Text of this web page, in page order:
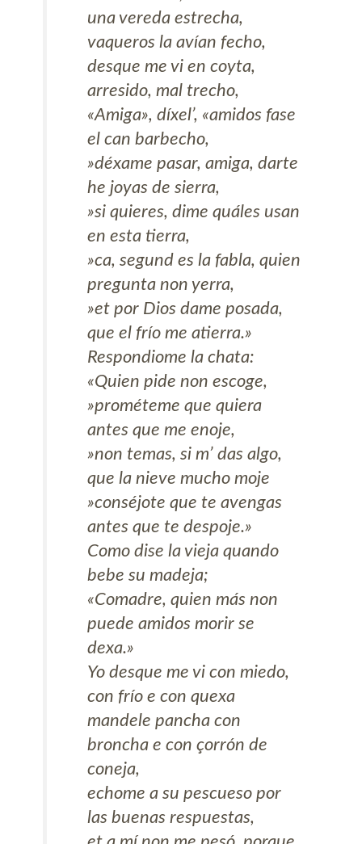
una vereda estrecha,
vaqueros la avían fecho,
desque me vi en coyta,
arresido, mal trecho,
«Amiga», díxel’, «amidos fase
el can barbecho,
»déxame pasar, amiga, darte
he joyas de sierra,
»si quieres, dime quáles usan
en esta tierra,
»ca, segund es la fabla, quien
pregunta non yerra,
»et por Dios dame posada,
que el frío me atierra.»
Respondiome la chata:
«Quien pide non escoge,
»prométeme que quiera
antes que me enoje,
»non temas, si m’ das algo,
que la nieve mucho moje
»conséjote que te avengas
antes que te despoje.»
Como dise la vieja quando
bebe su madeja;
«Comadre, quien más non
puede amidos morir se
dexa.»
Yo desque me vi con miedo,
con frío e con quexa
mandele pancha con
broncha e con çorrón de
coneja,
echome a su pescueso por
las buenas respuestas,